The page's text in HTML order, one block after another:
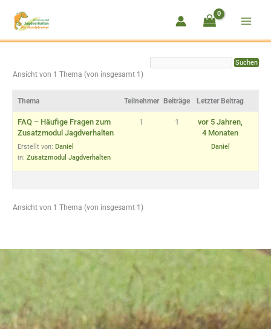
Inhalt
springen
Ansicht von 1 Thema (von insgesamt 1)
Thema Teilnehmer Beiträge Letzter Beitrag
FAQ – Häufige Fragen zum
Zusatzmodul Jagdverhalten
Erstellt von: Daniel
in: Zusatzmodul Jagdverhalten
1 1
vor 5 Jahren,
4 Monaten
Daniel
Ansicht von 1 Thema (von insgesamt 1)